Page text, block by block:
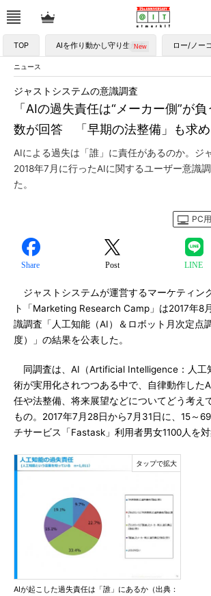
TOP AIを作り動かし守り生かす ロー/ノー
ニュース
「AIの過失責任は“メーカー側”が
数が回答 「早期の法整備」も求め
ジャストシステムの意識調査
AIによる過失は「誰」に責任があるのか。ジ
2018年7月に行ったAIに関するユーザー意識
た。
PC
Share Post LINE
ジャストシステムが運営するマーケティン
ト「Marketing Research Camp」は2017年8
識調査「人工知能（AI）＆ロボット月次定点
度）」の結果を公表した。
同調査は、AI（Artificial Intelligence：人工
術が実用化されつつある中で、自律動作した
任や法整備、将来展望などについてどう考え
もの。2017年7月28日から7月31日に、15～
チサービス「Fastask」利用者男女1100人を対
AIが起こした過失責任は「誰」にあるか（出典：